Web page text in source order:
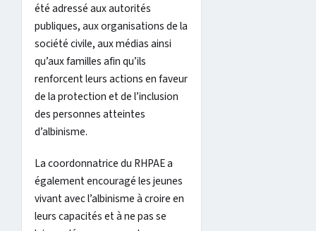
été adressé aux autorités
publiques, aux organisations de la
société civile, aux médias ainsi
qu’aux familles afin qu’ils
renforcent leurs actions en faveur
de la protection et de l’inclusion
des personnes atteintes
d’albinisme.
La coordonnatrice du RHPAE a
également encouragé les jeunes
vivant avec l’albinisme à croire en
leurs capacités et à ne pas se